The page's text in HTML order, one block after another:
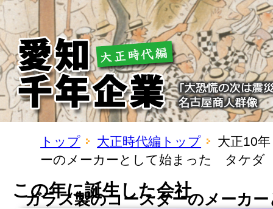
トップ 大正時代編トップ
大正10
ーのメーカーとして始まった タケダ
この年に誕生した会社
ガラス製のコースターのメーカ